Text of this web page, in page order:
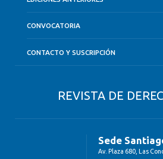
CONVOCATORIA
CONTACTO Y SUSCRIPCIÓN
REVISTA DE
Sede
Av. Plaza 680, Las